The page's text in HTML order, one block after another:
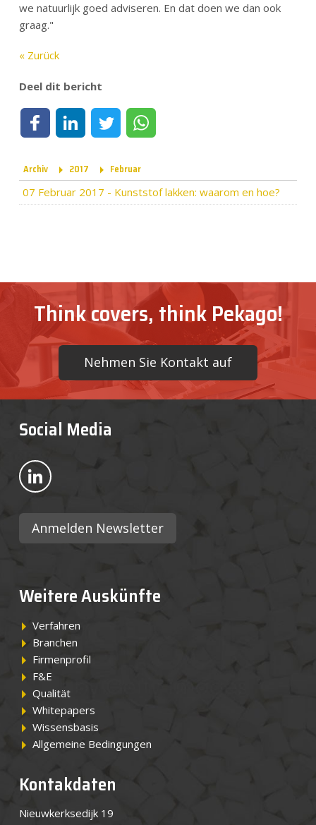
we natuurlijk goed adviseren. En dat doen we dan ook
graag."
« Zurück
Deel dit bericht
Deel op FacebookDeel op LinkedInDeel op TwitterDeel via WhatsApp
Archiv 2017 Februar
07 Februar 2017 - Kunststof lakken: waarom en hoe?
Think covers, think Pekago!
Nehmen Sie Kontakt auf
Social Media
Bekijk ons op LinkedIn
Anmelden Newsletter
Weitere Auskünfte
Verfahren
Branchen
Firmenprofil
F&E
Qualität
Whitepapers
Wissensbasis
Allgemeine Bedingungen
Kontakdaten
Nieuwkerksedijk 19